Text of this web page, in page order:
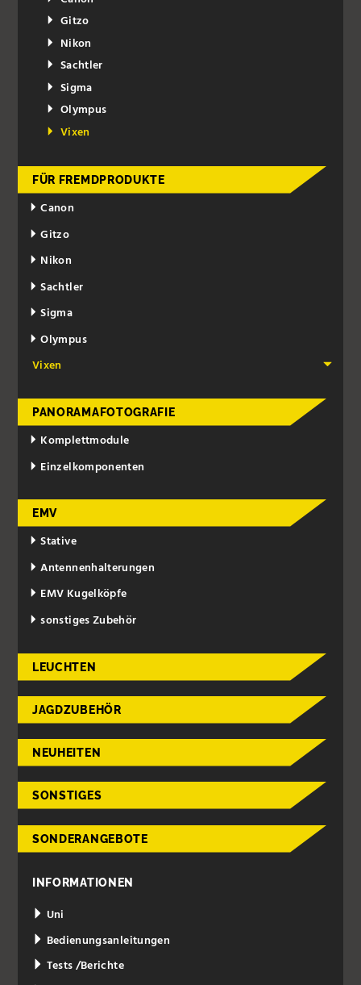
Gitzo
Nikon
Sachtler
Sigma
Olympus
Vixen
FÜR FREMDPRODUKTE
Canon
Gitzo
Nikon
Sachtler
Sigma
Olympus
Vixen
PANORAMAFOTOGRAFIE
Komplettmodule
Einzelkomponenten
EMV
Stative
Antennenhalterungen
EMV Kugelköpfe
sonstiges Zubehör
LEUCHTEN
JAGDZUBEHÖR
NEUHEITEN
SONSTIGES
SONDERANGEBOTE
INFORMATIONEN
Uni
Bedienungsanleitungen
Tests /Berichte